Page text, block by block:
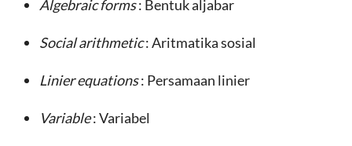
Algebraic forms: Bentuk aljabar
Social arithmetic: Aritmatika sosial
Linier equations: Persamaan linier
Variable: Variabel